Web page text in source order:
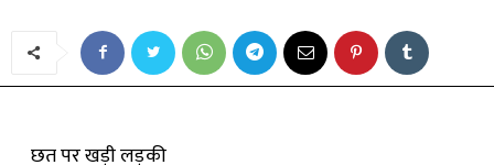
छत पर खड़ी लड़की